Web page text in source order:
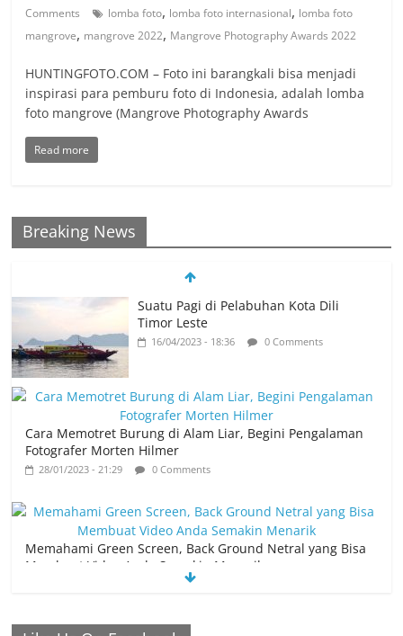
Comments
lomba foto, lomba foto internasional, lomba foto
mangrove, mangrove 2022, Mangrove Photography Awards 2022
HUNTINGFOTO.COM – Foto ini barangkali bisa menjadi
inspirasi para pemburu foto di Indonesia, adalah lomba
foto mangrove (Mangrove Photography Awards
Read more
Breaking News
Suatu Pagi di Pelabuhan Kota Dili
Timor Leste
16/04/2023 - 18:36 0 Comments
Cara Memotret Burung di Alam Liar, Begini Pengalaman
Fotografer Morten Hilmer
28/01/2023 - 21:29 0 Comments
Memahami Green Screen, Back Ground Netral yang Bisa
Membuat Video Anda Semakin Menarik
0 Comments